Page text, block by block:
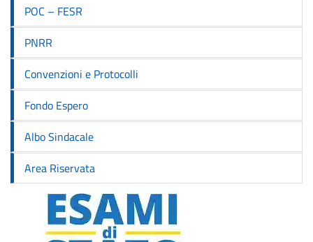
POC – FESR
PNRR
Convenzioni e Protocolli
Fondo Espero
Albo Sindacale
Area Riservata